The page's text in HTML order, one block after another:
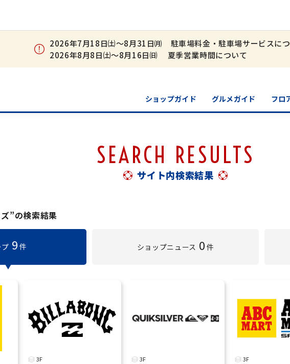
2026年7月18日㈯～8月31日㈪ 駐車場料金・駐車場サービスに
2026年8月8日㈯～8月16日㈰ 夏季営業時間について
ショップガイド グルメガイド フロ
SEARCH RESULTS
サイト内検索結果
”の検索結果
9 件 ショップニュース 0 件
3F 3F 3F